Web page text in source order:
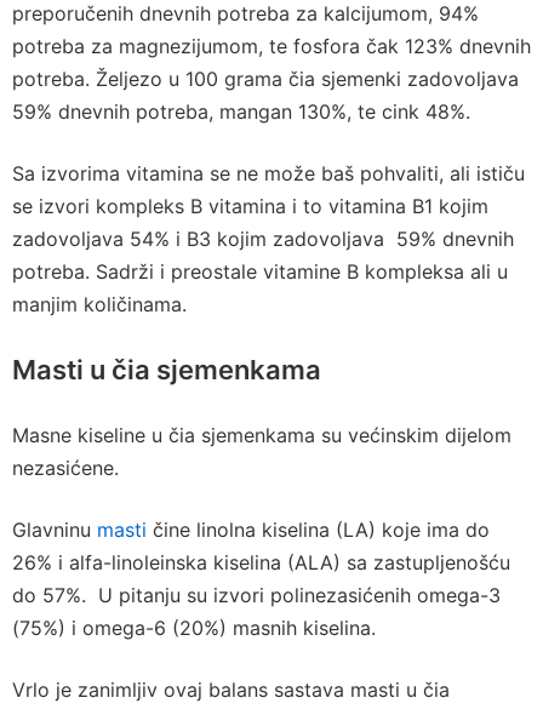
preporučenih dnevnih potreba za kalcijumom, 94%
potreba za magnezijumom, te fosfora čak 123% dnevnih
potreba. Željezo u 100 grama čia sjemenki zadovoljava
59% dnevnih potreba, mangan 130%, te cink 48%.
Sa izvorima vitamina se ne može baš pohvaliti, ali ističu
se izvori kompleks B vitamina i to vitamina B1 kojim
zadovoljava 54% i B3 kojim zadovoljava 59% dnevnih
potreba. Sadrži i preostale vitamine B kompleksa ali u
manjim količinama.
Masti u čia sjemenkama
Masne kiseline u čia sjemenkama su većinskim dijelom
nezasićene.
Glavninu masti čine linolna kiselina (LA) koje ima do
26% i alfa-linoleinska kiselina (ALA) sa zastupljenošću
do 57%. U pitanju su izvori polinezasićenih omega-3
(75%) i omega-6 (20%) masnih kiselina.
Vrlo je zanimljiv ovaj balans sastava masti u čia